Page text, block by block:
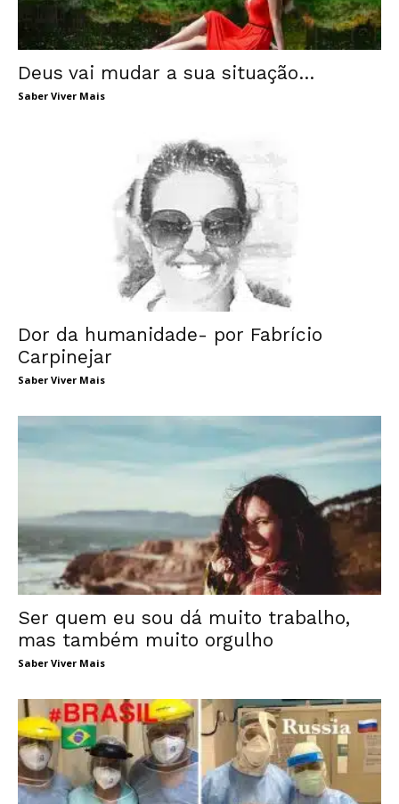
Deus vai mudar a sua situação…
Saber Viver Mais
Dor da humanidade- por Fabrício
Carpinejar
Saber Viver Mais
Ser quem eu sou dá muito trabalho,
mas também muito orgulho
Saber Viver Mais